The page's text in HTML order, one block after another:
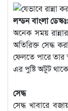
লন্ডন বাংলা
অনেক সময়
অতিরিক্ত সেদ্ধ
ফেলতে পারে তার
এর পুষ্টি অটুট
সেদ্ধ
সেদ্ধ খাবারে